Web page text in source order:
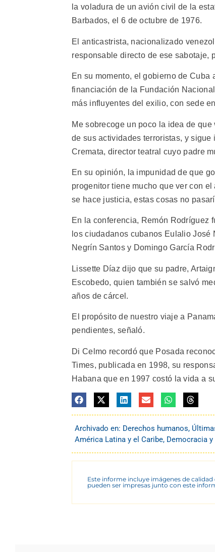
la voladura de un avión civil de la
Barbados, el 6 de octubre de 1976.
El anticastrista, nacionalizado
responsable directo de ese
En su momento, el gobierno de Cuba
financiación de la Fundación
más influyentes del exilio, con sede
Me sobrecoge un poco la idea de
de sus actividades terroristas, y sigue
Cremata, director teatral cuyo padre
En su opinión, la impunidad de que
progenitor tiene mucho que ver con el
se hace justicia, estas cosas no
En la conferencia, Remón Rodríguez
los ciudadanos cubanos Eulalio
Negrín Santos y Domingo García
Lissette Díaz dijo que su padre,
Escobedo, quien también se salvó
años de cárcel.
El propósito de nuestro viaje a
pendientes, señaló.
Di Celmo recordó que Posada
Times, publicada en 1998, su
Habana que en 1997 costó la vida a
Archivado en: Derechos humanos,
América Latina y el Caribe, Democracia
Este informe incluye imágenes de
pueden ser impresas junto con este